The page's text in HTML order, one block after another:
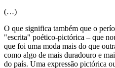
(…)
O que significa também que o
"escrita" poético-pictórica – que
que foi uma moda mais do que
como algo de mais duradouro e
do país. Uma expressão pictórica